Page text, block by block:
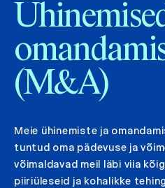
(M&A)
Meie ühinemiste ja
tuntud oma pädevuse ja
võimaldavad meil läbi viia
piiriüleseid ja kohalikke